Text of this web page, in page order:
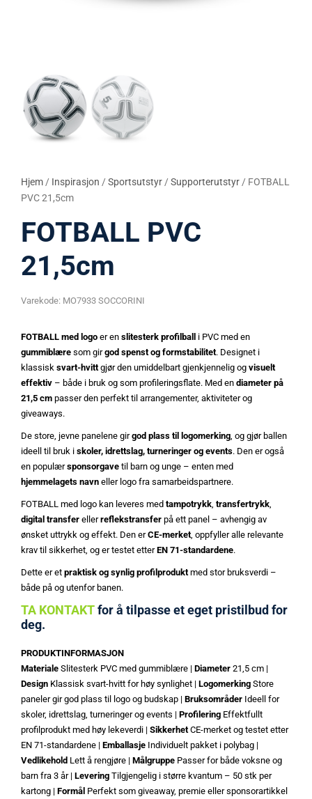
Hjem / Inspirasjon /Sportsutstyr /Supporterutstyr / FOTBALL
PVC 21,5cm
FOTBALL PVC
21,5cm
Varekode: MO7933 SOCCORINI
FOTBALL med logo er en slitesterk profilball
i PVC med en
gummiblære som girgod spenst og formstabilitet. Designet i
klassisk svart-hvittgjør den umiddelbart gjenkjennelig og visuelt
effektiv – både i bruk og som profileringsflate. Med en diameter på
21,5 cm passer den perfekt til arrangementer, aktiviteter og
giveaways.
De store, jevne panelene girgod plass til logomerking, og gjør ballen
ideell til bruk i skoler, idrettslag, turneringer og events. Den er også
en populærsponsorgave til barn og unge – enten med
hjemmelagets navn eller logo fra samarbeidspartnere.
FOTBALL med logo kan leveres med tampotrykk, transfertrykk,
digital transfer ellerreflekstransfer på ett panel – avhengig av
ønsket uttrykk og effekt. Den erCE-merket, oppfyller alle relevante
krav til sikkerhet, og er testet etterEN 71-standardene.
Dette er et praktisk og synlig profilproduktmed stor bruksverdi –
både på og utenfor banen.
TA KONTAKTfor å tilpasse et eget pristilbud for
deg.
PRODUKTINFORMASJON
Materiale Slitesterk PVC med gummiblære | Diameter 21,5 cm |
Design Klassisk svart-hvitt for høy synlighet | Logomerking Store
paneler gir god plass til logo og budskap | Bruksområder Ideell for
skoler, idrettslag, turneringer og events | Profilering Effektfullt
profilprodukt med høy lekeverdi | SikkerhetCE-merket og testet etter
EN 71-standardene | Emballasje Individuelt pakket i polybag |
Vedlikehold Lett å rengjøre | Målgruppe Passer for både voksne og
barn fra 3 år | Levering Tilgjengelig i større kvantum – 50 stk per
kartong | Formål Perfekt som giveaway, premie eller sponsorartikkel